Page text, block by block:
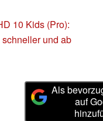
10 Kids (Pro):
und ab
Als
auf